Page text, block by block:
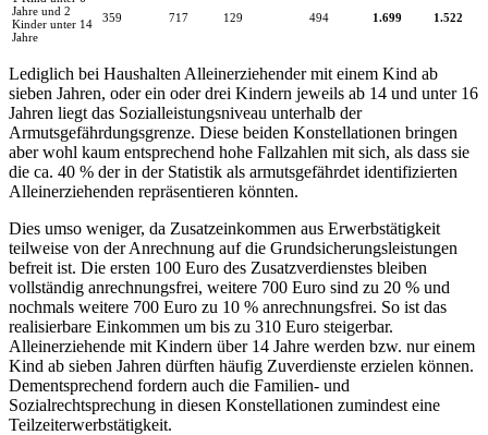
Jahre und 2
Kinder unter 14
Jahre
359 717 129 494 1.699 1.522
Lediglich bei Haushalten Alleinerziehender mit einem Kind ab
sieben Jahren, oder ein oder drei Kindern jeweils ab 14 und unter 16
Jahren liegt das Sozialleistungsniveau unterhalb der
Armutsgefährdungsgrenze. Diese beiden Konstellationen bringen
aber wohl kaum entsprechend hohe Fallzahlen mit sich, als dass sie
die ca. 40 % der in der Statistik als armutsgefährdet identifizierten
Alleinerziehenden repräsentieren könnten.
Dies umso weniger, da Zusatzeinkommen aus Erwerbstätigkeit
teilweise von der Anrechnung auf die Grundsicherungsleistungen
befreit ist. Die ersten 100 Euro des Zusatzverdienstes bleiben
vollständig anrechnungsfrei, weitere 700 Euro sind zu 20 % und
nochmals weitere 700 Euro zu 10 % anrechnungsfrei. So ist das
realisierbare Einkommen um bis zu 310 Euro steigerbar.
Alleinerziehende mit Kindern über 14 Jahre werden bzw. nur einem
Kind ab sieben Jahren dürften häufig Zuverdienste erzielen können.
Dementsprechend fordern auch die Familien- und
Sozialrechtsprechung in diesen Konstellationen zumindest eine
Teilzeiterwerbstätigkeit.